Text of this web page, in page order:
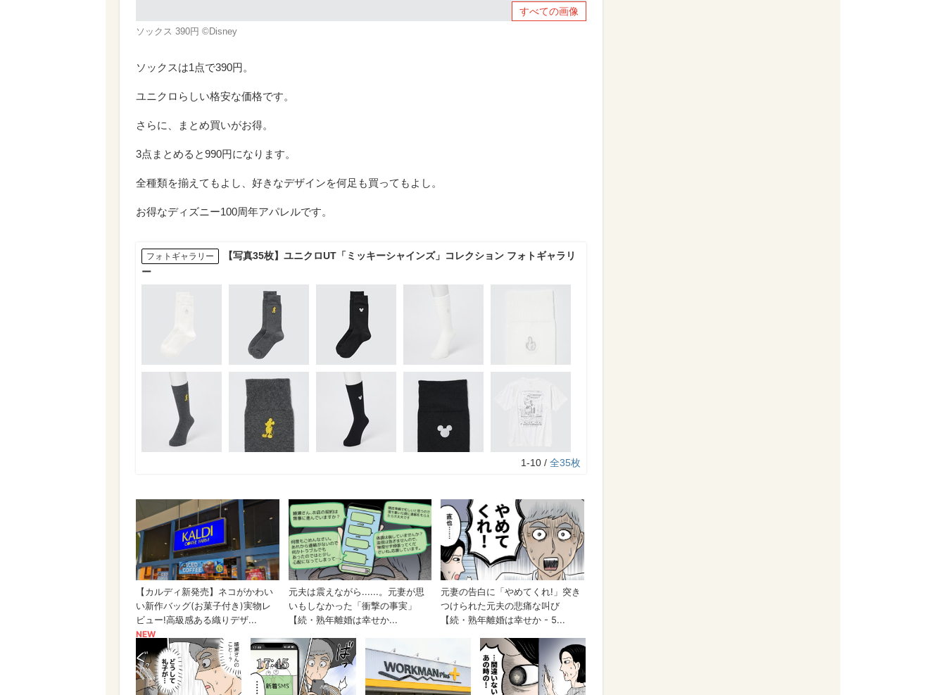
すべての画像
ソックス 390円 ©Disney
ソックスは1点で390円。
ユニクロらしい格安な価格です。
さらに、まとめ買いがお得。
3点まとめると990円になります。
全種類を揃えてもよし、好きなデザインを何足も買ってもよし。
お得なディズニー100周年アパレルです。
フォトギャラリー
【写真35枚】ユニクロUT「ミッキーシャインズ」コレクション フォトギャラリ
ー
1-10 / 全35枚